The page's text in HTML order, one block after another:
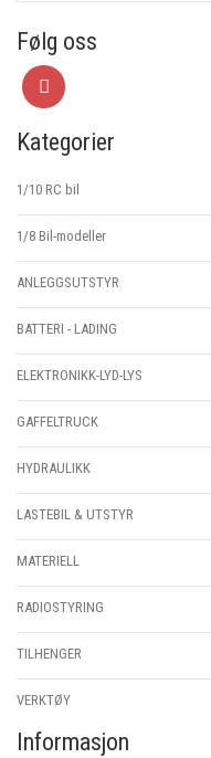
Følg oss
Kategorier
1/10 RC bil
1/8 Bil-modeller
ANLEGGSUTSTYR
BATTERI - LADING
ELEKTRONIKK-LYD-LYS
GAFFELTRUCK
HYDRAULIKK
LASTEBIL & UTSTYR
MATERIELL
RADIOSTYRING
TILHENGER
VERKTØY
Informasjon